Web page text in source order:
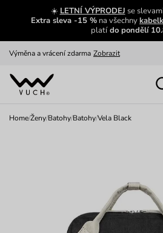
☀️ LETNÍ VÝPRODEJ se
Extra sleva -15 % na všechny
platído pondělí
Zajímavosti ze světa Vuch: Přečíst
Výměna a vrácení zdarma Zobrazit
Oblíbenci jsou zpět
Home/Ženy/Batohy/Batohy/Vela Black